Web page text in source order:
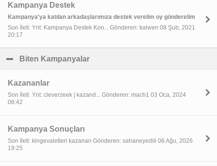
Kampanya Destek
Kampanya'ya katılan arkadaşlarımıza destek verelim oy gönderelim
Son İleti: Ynt: Kampanya Destek Kon... Gönderen: kalwen 08 Şub, 2021
20:17
Biten Kampanyalar
Kazananlar
Son İleti: Ynt: cleverzeek | kazand... Gönderen: mach1 03 Oca, 2024
08:42
Kampanya Sonuçları
Son İleti: kingevaletleri kazanan Gönderen: sahaneyedili 06 Ağu, 2026
19:25